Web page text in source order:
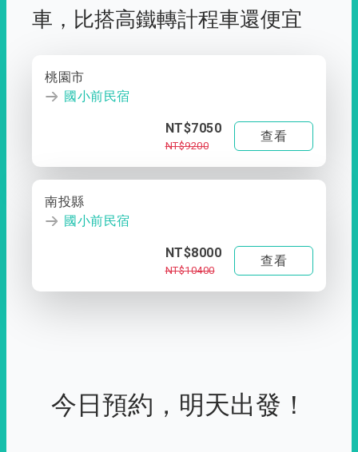
車， 比搭高鐵轉計程車還便宜
桃園市
國小前民宿
NT$7050
NT$9200
查看
南投縣
國小前民宿
NT$8000
NT$10400
查看
今日預約，明天出發！